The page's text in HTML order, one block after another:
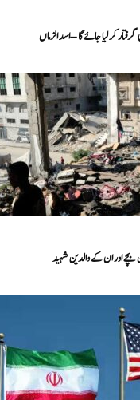
کر لیا جائے گا – اسد الزماں
بچے اور ان کے والدین شہید